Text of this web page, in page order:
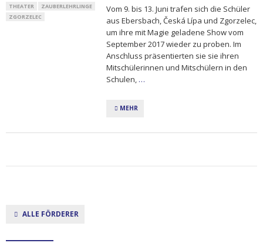
THEATER
ZAUBERLEHRLINGE
ZGORZELEC
Vom 9. bis 13. Juni trafen sich die Schüler
aus Ebersbach, Česká Lípa und Zgorzelec,
um ihre mit Magie geladene Show vom
September 2017 wieder zu proben. Im
Anschluss präsentierten sie sie ihren
Mitschülerinnen und Mitschülern in den
Schulen, …
MEHR
ALLE FÖRDERER